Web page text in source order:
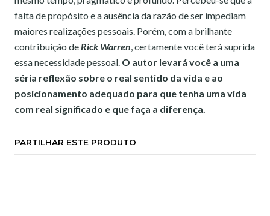
falta de propósito e a ausência da razão de ser impediam
maiores realizações pessoais. Porém, com a brilhante
contribuição deRick Warren, certamente você terá suprida
essa necessidade pessoal. O autor levará você a uma
séria reflexão sobre o real sentido da vida e ao
posicionamento adequado para que tenha uma vida
com real significado e que faça a diferença.
PARTILHAR ESTE PRODUTO